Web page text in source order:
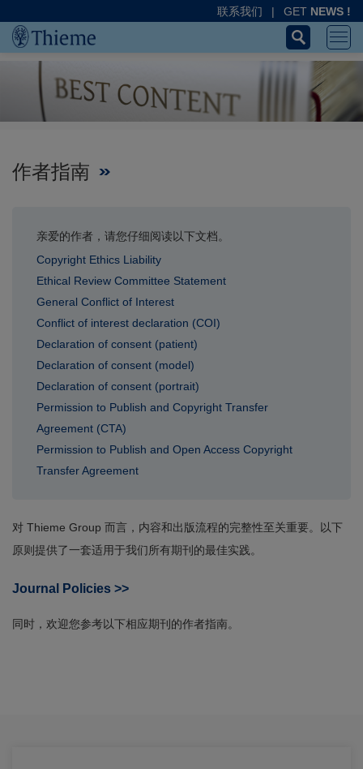
联系我们 | GET NEWS !
作者指南
亲爱的作者，请您仔细阅读以下文档。
Copyright Ethics Liability
Ethical Review Committee Statement
General Conflict of Interest
Conflict of interest declaration (COI)
Declaration of consent (patient)
Declaration of consent (model)
Declaration of consent (portrait)
Permission to Publish and Copyright Transfer
Agreement (CTA)
Permission to Publish and Open Access Copyright
Transfer Agreement
对 Thieme Group 而言，内容和出版流程的完整性至关重要。以下
原则提供了一套适用于我们所有期刊的最佳实践。
Journal Policies >>
同时，欢迎您参考以下相应期刊的作者指南。